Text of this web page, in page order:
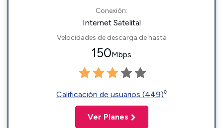
Conexión:
Internet Satelital
Velocidades de descarga de hasta
150Mbps
Calificación de usuarios (449)◊
Ver Planes